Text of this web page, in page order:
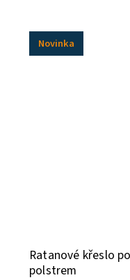
Novinka
Ratanové křeslo
polstrem